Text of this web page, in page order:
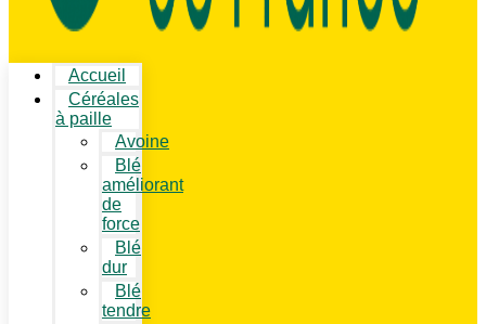
Accueil
Céréales
à paille
Avoine
Blé
améliorant
de
force
Blé
dur
Blé
tendre